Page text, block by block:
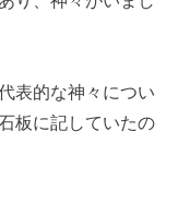
表的な神々につい
板に記していたの